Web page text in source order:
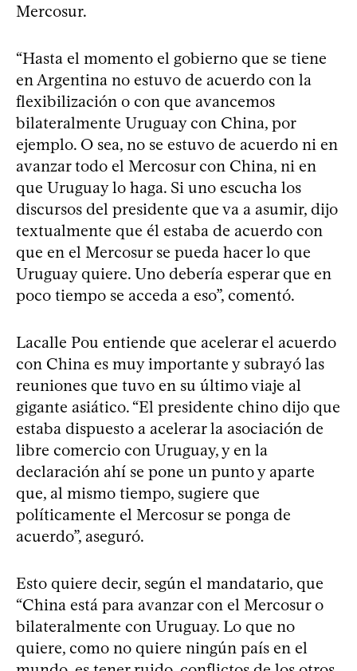
Mercosur.
“Hasta el momento el gobierno que se tiene
en Argentina no estuvo de acuerdo con la
flexibilización o con que avancemos
bilateralmente Uruguay con China, por
ejemplo. O sea, no se estuvo de acuerdo ni en
avanzar todo el Mercosur con China, ni en
que Uruguay lo haga. Si uno escucha los
discursos del presidente que va a asumir, dijo
textualmente que él estaba de acuerdo con
que en el Mercosur se pueda hacer lo que
Uruguay quiere. Uno debería esperar que en
poco tiempo se acceda a eso”, comentó.
Lacalle Pou entiende que acelerar el acuerdo
con China es muy importante y subrayó las
reuniones que tuvo en su último viaje al
gigante asiático. “El presidente chino dijo que
estaba dispuesto a acelerar la asociación de
libre comercio con Uruguay, y en la
declaración ahí se pone un punto y aparte
que, al mismo tiempo, sugiere que
políticamente el Mercosur se ponga de
acuerdo”, aseguró.
Esto quiere decir, según el mandatario, que
“China está para avanzar con el Mercosur o
bilateralmente con Uruguay. Lo que no
quiere, como no quiere ningún país en el